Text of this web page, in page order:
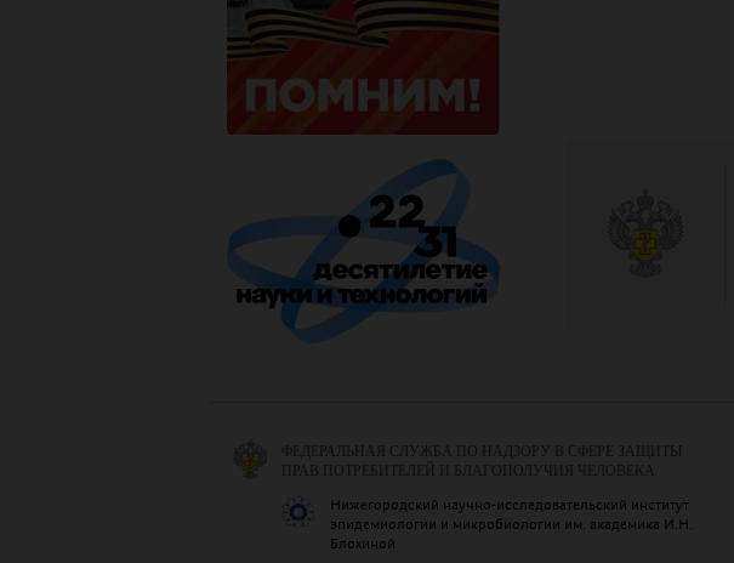
ФЕДЕРАЛЬНАЯ СЛУЖБА ПО НАДЗОРУ В СФЕРЕ ЗАЩИТЫ
ПРАВ ПОТРЕБИТЕЛЕЙ И БЛАГОПОЛУЧИЯ ЧЕЛОВЕКА
Нижегородский научно-исследовательский институт
эпидемиологии и микробиологии им. академика И.Н.
Блохиной